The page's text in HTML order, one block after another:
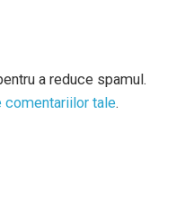
a reduce spamul.
comentariilor tale.